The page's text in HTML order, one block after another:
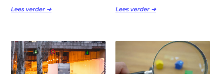
Lees verder ➜ Lees verder ➜